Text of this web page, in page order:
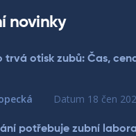
novinky
trvá otisk zubů: Čas,
Datum 18 čen
potřebuje zubní